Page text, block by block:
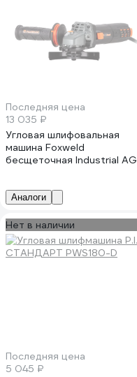
Последняя цена
13 035 ₽
Угловая шлифовальная
машина Foxweld
бесщеточная Industrial AG
Аналоги
Нет в наличии
Последняя цена
5 045 ₽